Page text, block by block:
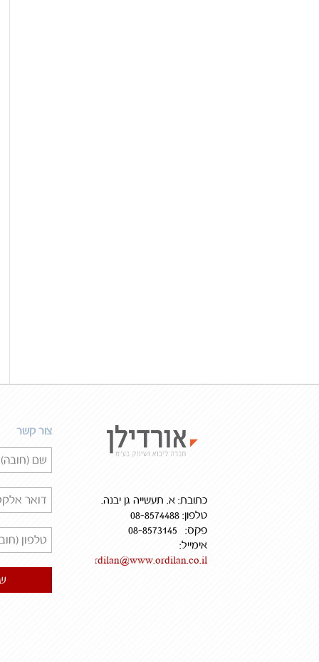
כתובת: א. תעשייה גן יבנה.
טלפון: 08-8574488
פקס: 08-8573145
אימייל:
ordilan@www.ordilan.co.il
צור קשר